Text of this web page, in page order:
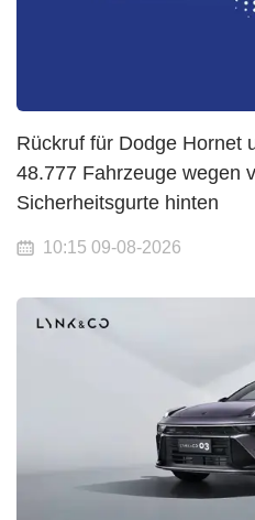
Rückruf für Dodge Hornet
48.777 Fahrzeuge wegen
Sicherheitsgurte hinten
10:15 09-08-2026